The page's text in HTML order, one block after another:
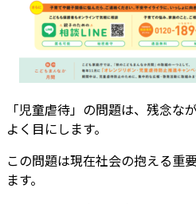
「児童虐待」の問題は、残念な
よく目にします。
この問題は現在社会の抱える重
ます。